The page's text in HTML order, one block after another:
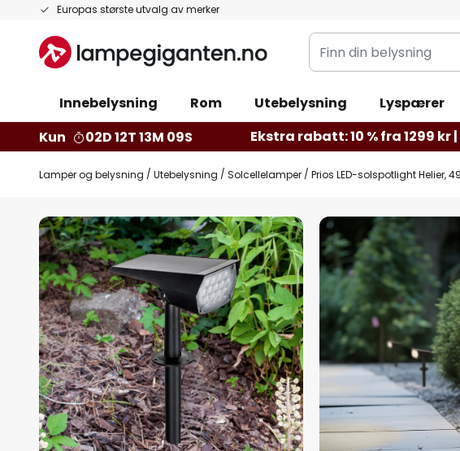
Europas største utvalg av merker
Hopp
innhold
Finn
din
Innebelysning Rom Utebelysning Lyspærer
Kun
02D 12T 13M 08S Ekstra rabatt: 10 % fra 1299 kr |
Lamper og belysning Utebelysning Solcellelamper Prios LED-solspotlight Helier,
Gå
til
slutten
av
bildegalleri